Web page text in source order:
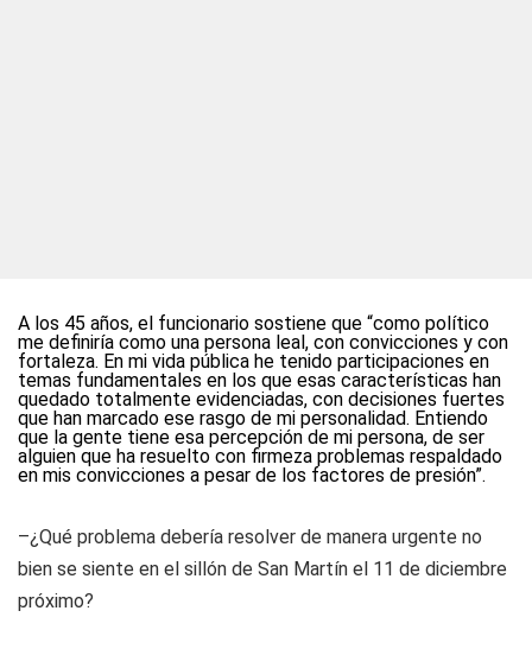
A los 45 años, el funcionario sostiene que “como político
me definiría como una persona leal, con convicciones y con
fortaleza. En mi vida pública he tenido participaciones en
temas fundamentales en los que esas características han
quedado totalmente evidenciadas, con decisiones fuertes
que han marcado ese rasgo de mi personalidad. Entiendo
que la gente tiene esa percepción de mi persona, de ser
alguien que ha resuelto con firmeza problemas respaldado
en mis convicciones a pesar de los factores de presión”.
–¿Qué problema debería resolver de manera urgente no
bien se siente en el sillón de San Martín el 11 de diciembre
próximo?